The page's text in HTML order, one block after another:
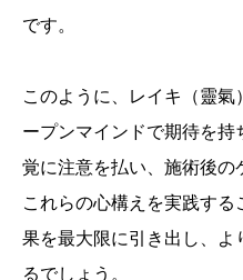
です。
このように、レイキ（靈
ープンマインドで期待を
覚に注意を払い、施術後の
これらの心構えを実践す
果を最大限に引き出し、よ
るでしょう。